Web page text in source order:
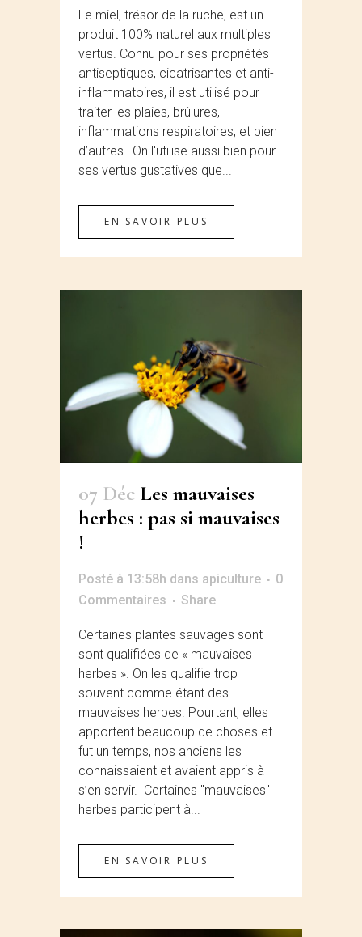
Le miel, trésor de la ruche, est un
produit 100% naturel aux multiples
vertus. Connu pour ses propriétés
antiseptiques, cicatrisantes et anti-
inflammatoires, il est utilisé pour
traiter les plaies, brûlures,
inflammations respiratoires, et bien
d’autres ! On l'utilise aussi bien pour
ses vertus gustatives que...
EN SAVOIR PLUS
07 Déc Les mauvaises
herbes : pas si mauvaises
!
Posté à 13:58h dans apiculture
0
Commentaires
Share
Certaines plantes sauvages sont
sont qualifiées de « mauvaises
herbes ». On les qualifie trop
souvent comme étant des
mauvaises herbes. Pourtant, elles
apportent beaucoup de choses et
fut un temps, nos anciens les
connaissaient et avaient appris à
s’en servir. Certaines "mauvaises"
herbes participent à...
EN SAVOIR PLUS